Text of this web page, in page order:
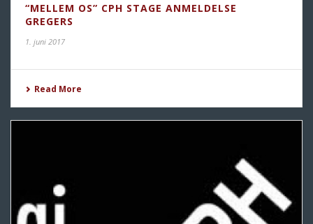
“MELLEM OS” CPH STAGE ANMELDELSE
GREGERS
1. juni 2017
Read More